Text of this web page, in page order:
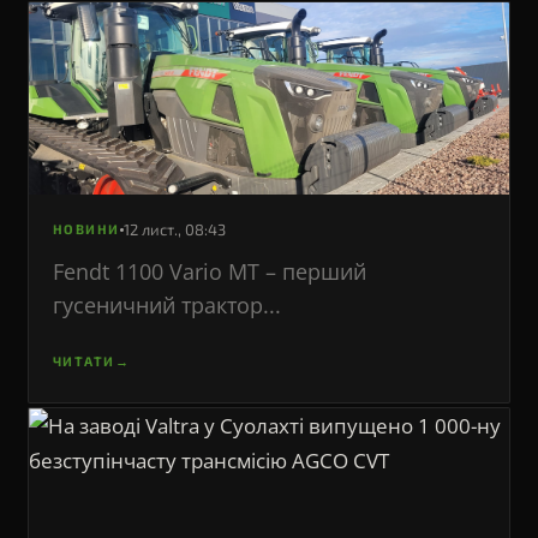
НОВИНИ 12 лист., 08:43
Fendt 1100 Vario MT – перший
гусеничний трактор...
ЧИТАТИ →